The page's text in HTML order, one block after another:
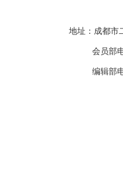
地址：成都市
会员部
编辑部